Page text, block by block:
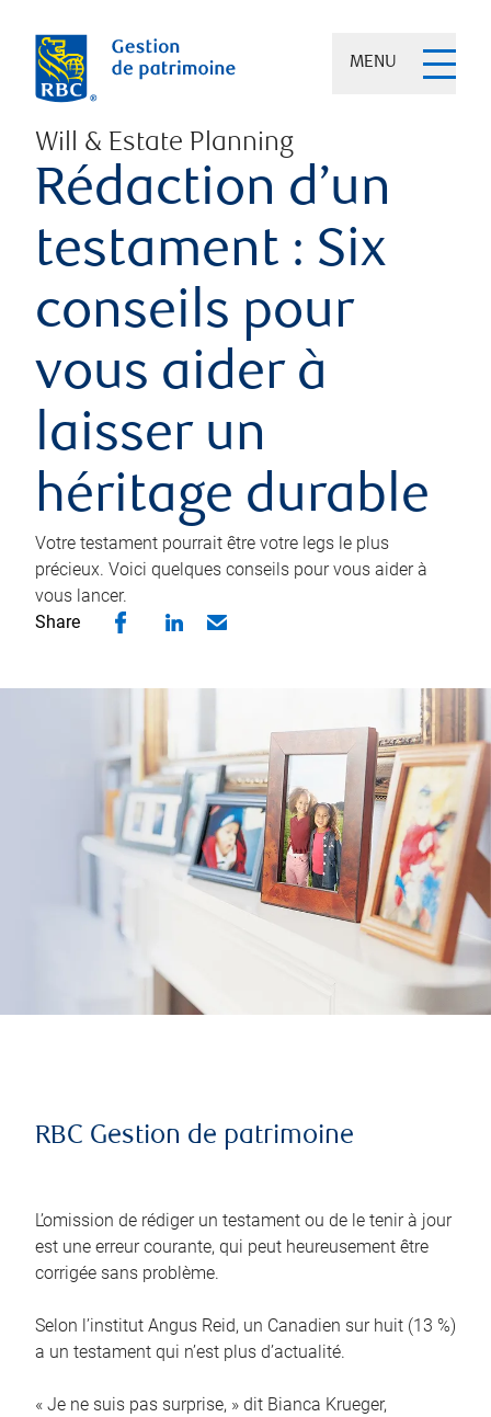
MENU
Will & Estate Planning
Rédaction d’un
testament : Six
conseils pour
vous aider à
laisser un
héritage durable
Votre testament pourrait être votre legs le plus
précieux. Voici quelques conseils pour vous aider à
vous lancer.
Share
RBC Gestion de patrimoine
L’omission de rédiger un testament ou de le tenir à jour
est une erreur courante, qui peut heureusement être
corrigée sans problème.
Selon l’institut Angus Reid, un Canadien sur huit (13 %)
a un testament qui n’est plus d’actualité.
« Je ne suis pas surprise, » dit Bianca Krueger,